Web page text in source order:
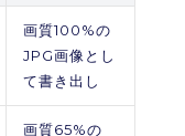
画質100%の
JPG画像とし
て書き出し
画質65%の